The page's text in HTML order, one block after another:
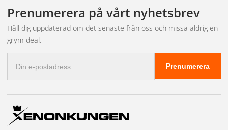
IP67-klassificering: Skyddad mot damm, stöt- och
vibrationstålig, helt vattentät
Säkerhetsfunktioner: Kortslutningsskydd
Funktioner och Fördelar
Utformad med en estetiskt tilltalande och robust design,
erbjuda en överlägsen belysningslösning. Den är idealisk för
Prenumerera på vårt nyhetsbrev
Håll dig uppdaterad om det senaste från oss och missa aldrig en
grym deal.
postadress
Prenumerera